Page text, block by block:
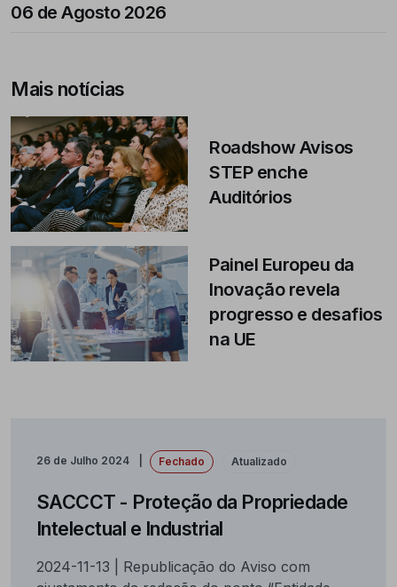
06 de Agosto 2026
Mais notícias
Roadshow Avisos
STEP enche
Auditórios
Painel Europeu da
Inovação revela
progresso e desafios
na UE
26 de Julho 2024 Fechado Atualizado
SACCCT - Proteção da Propriedade
Intelectual e Industrial
2024-11-13 | Republicação do Aviso com